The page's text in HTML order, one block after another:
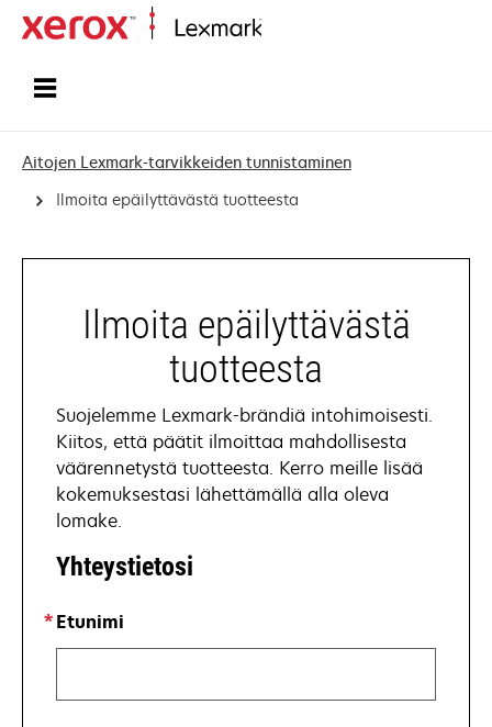
Aitojen Lexmark-tarvikkeiden tunnistaminen
Ilmoita epäilyttävästä tuotteesta
Ilmoita epäilyttävästä
tuotteesta
Suojelemme Lexmark-brändiä intohimoisesti.
Kiitos, että päätit ilmoittaa mahdollisesta
väärennetystä tuotteesta. Kerro meille lisää
kokemuksestasi lähettämällä alla oleva
lomake.
Yhteystietosi
Etunimi